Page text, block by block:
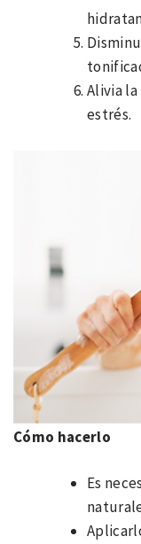
Alivia
estrés.
Cómo hacerlo
Es